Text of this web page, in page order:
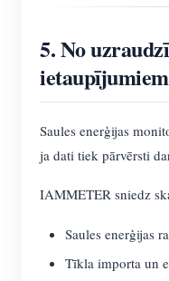
5. No
ietaupījumiem
Saules enerģijas
ja dati tiek pārvērsti
IAMMETER sniedz
Saules enerģijas
Tīkla importa un